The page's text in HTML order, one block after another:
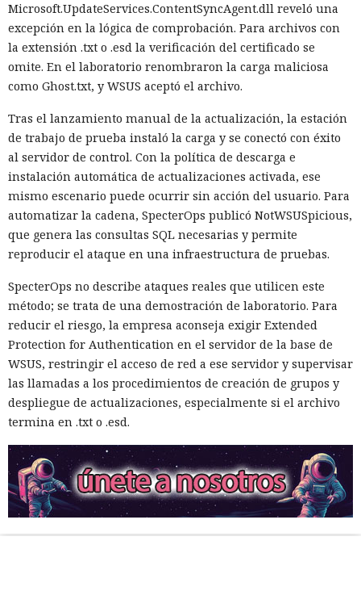
Microsoft.UpdateServices.ContentSyncAgent.dll reveló una
excepción en la lógica de comprobación. Para archivos con
la extensión .txt o .esd la verificación del certificado se
omite. En el laboratorio renombraron la carga maliciosa
como Ghost.txt, y WSUS aceptó el archivo.
Tras el lanzamiento manual de la actualización, la estación
de trabajo de prueba instaló la carga y se conectó con éxito
al servidor de control. Con la política de descarga e
instalación automática de actualizaciones activada, ese
mismo escenario puede ocurrir sin acción del usuario. Para
automatizar la cadena, SpecterOps publicó NotWSUSpicious,
que genera las consultas SQL necesarias y permite
reproducir el ataque en una infraestructura de pruebas.
SpecterOps no describe ataques reales que utilicen este
método; se trata de una demostración de laboratorio. Para
reducir el riesgo, la empresa aconseja exigir Extended
Protection for Authentication en el servidor de la base de
WSUS, restringir el acceso de red a ese servidor y supervisar
las llamadas a los procedimientos de creación de grupos y
despliegue de actualizaciones, especialmente si el archivo
termina en .txt o .esd.